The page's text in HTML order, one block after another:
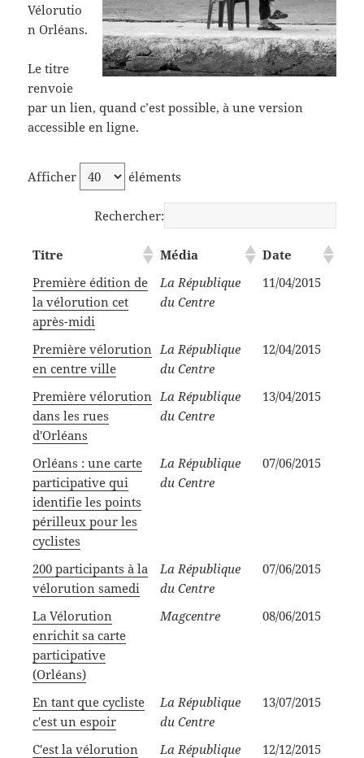
Vélorutio
n Orléans.
Le titre
renvoie
par un lien, quand c’est possible, à une version
accessible en ligne.
Afficher éléments
Rechercher:
Titre Média
Date
Première édition de
la vélorution cet
après-midi
La République
du Centre
11/04/2015
Première vélorution
en centre ville
La République
du Centre
12/04/2015
Première vélorution
dans les rues
d'Orléans
La République
du Centre
13/04/2015
Orléans : une carte
participative qui
identifie les points
périlleux pour les
cyclistes
La République
du Centre
07/06/2015
200 participants à la
vélorution samedi
La République
du Centre
07/06/2015
La Vélorution
enrichit sa carte
participative
(Orléans)
Magcentre 08/06/2015
En tant que cycliste
c'est un espoir
La République
du Centre
13/07/2015
C'est la vélorution
La République
12/12/2015